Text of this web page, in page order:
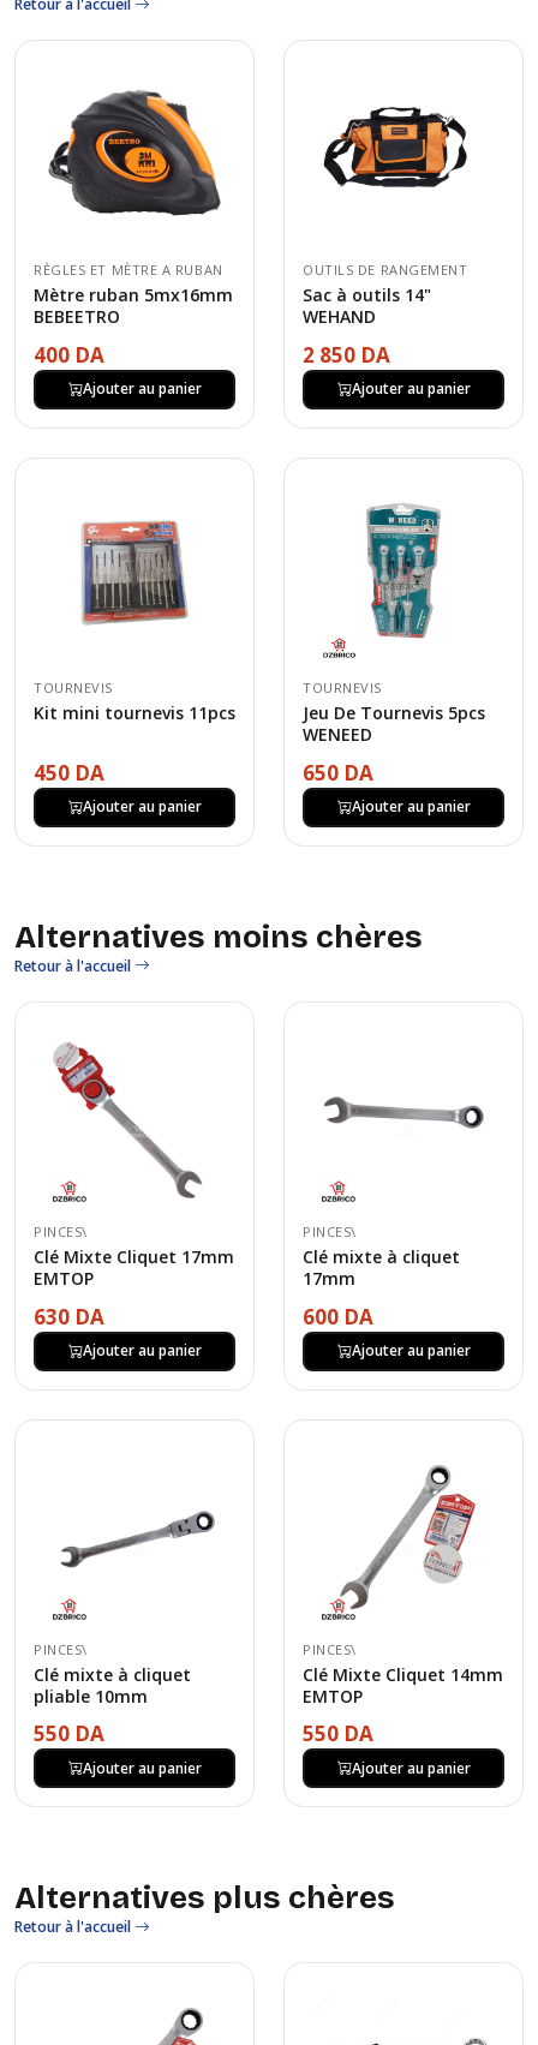
Retour à l'accueil
RÈGLES ET MÈTRE A RUBAN
Mètre ruban 5mx16mm
BEBEETRO
400 DA
Ajouter au panier
OUTILS DE RANGEMENT
Sac à outils 14"
WEHAND
2 850 DA
Ajouter au panier
TOURNEVIS
Kit mini tournevis 11pcs
450 DA
Ajouter au panier
TOURNEVIS
Jeu De Tournevis 5pcs
WENEED
650 DA
Ajouter au panier
Alternatives moins chères
Retour à l'accueil
PINCES\
Clé Mixte Cliquet 17mm
EMTOP
630 DA
Ajouter au panier
PINCES\
Clé mixte à cliquet
17mm
600 DA
Ajouter au panier
PINCES\
Clé mixte à cliquet
pliable 10mm
550 DA
Ajouter au panier
PINCES\
Clé Mixte Cliquet 14mm
EMTOP
550 DA
Ajouter au panier
Alternatives plus chères
Retour à l'accueil